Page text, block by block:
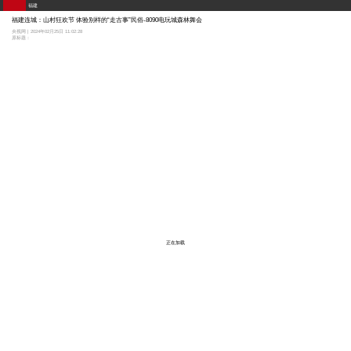
福建
福建连城：山村狂欢节 体验别样的“走古事”民俗-8090电玩城森林舞会
央视网 | 2024年02月25日 11:02:28
原标题：
正在加载